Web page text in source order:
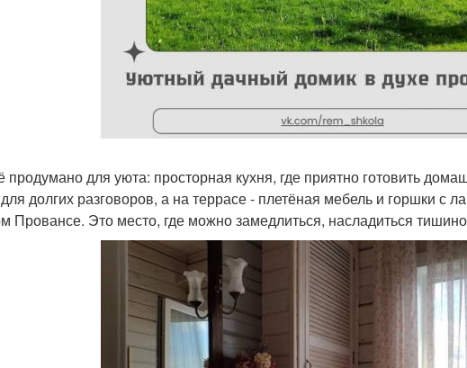
продумано для уюта: просторная кухня, где приятно готовить
долгих разговоров, а на террасе - плетёная мебель и горшки с
Провансе. Это место, где можно замедлиться, насладиться